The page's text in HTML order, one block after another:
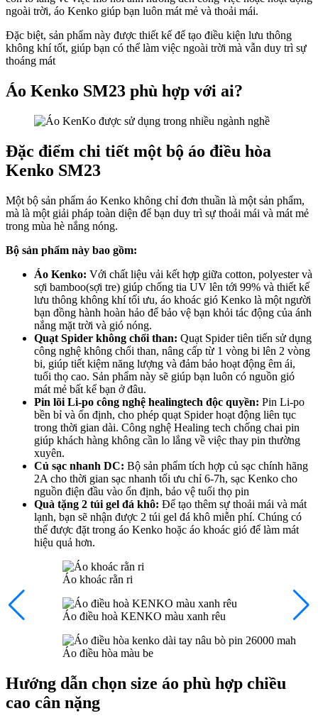
ngoài trời, áo Kenko giúp bạn luôn mát mẻ và thoải mái.
Đặc biệt, sản phẩm này được thiết kế để tạo điều kiện lưu thông
không khí tốt, giúp bạn có thể làm việc ngoài trời mà vẫn duy trì sự
thoáng mát
Áo Kenko SM23 phù hợp với ai?
Đặc điểm chi tiết một bộ áo điều hòa
Kenko SM23
Một bộ sản phẩm áo Kenko không chỉ đơn thuần là một sản phẩm,
mà là một giải pháp toàn diện để bạn duy trì sự thoải mái và mát mẻ
trong mùa hè nắng nóng.
Bộ sản phẩm này bao gồm:
Áo Kenko: Với chất liệu vải kết hợp giữa cotton, polyester và
sợi bamboo(sợi tre) giúp chống tia UV lên tới 99% và thiết kế
lưu thông không khí tối ưu, áo khoác gió Kenko là một người
bạn đồng hành hoàn hảo để bảo vệ bạn khỏi tác động của ánh
nắng mặt trời và gió nóng.
Quạt Spider không chổi than: Quạt Spider tiên tiến sử dụng
công nghệ không chổi than, nâng cấp từ 1 vòng bi lên 2 vòng
bi, giúp tiết kiệm năng lượng và đảm bảo hoạt động êm ái,
tuổi thọ cao. Sản phẩm này sẽ giúp bạn luôn có nguồn gió
mát mẻ bất kể bạn ở đâu.
Pin lõi Li-po công nghệ healingtech độc quyền: Pin Li-po
bền bỉ và ổn định, cho phép quạt Spider hoạt động liên tục
trong thời gian dài. Công nghệ Healing tech chống chai pin
giúp khách hàng không cần lo lắng về việc thay pin thường
xuyên.
Củ sạc nhanh DC: Bộ sản phẩm tích hợp củ sạc chính hãng
2A cho thời gian sạc nhanh tối ưu chỉ 6-7h, sạc Kenko cho
nguồn điện đầu vào ổn định, bảo vệ tuổi thọ pin
Quà tặng 2 túi gel đá khô: Để tạo thêm sự thoải mái và mát
lạnh, bạn sẽ nhận được 2 túi gel đá khô miễn phí. Chúng có
thể được đặt trong áo Kenko hoặc áo khoác gió để làm mát
hiệu quả hơn.
Áo khoác rằn ri
Áo điều hoà KENKO màu xanh rêu
Áo điều hòa màu be
Hướng dẫn chọn size áo phù hợp chiều
cao cân nặng